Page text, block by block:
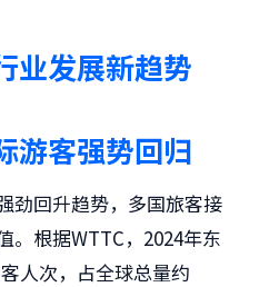
业发展新趋势
游客强势回归
劲回升趋势，多国旅客接
。根据WTTC，2024年东
人次，占全球总量约